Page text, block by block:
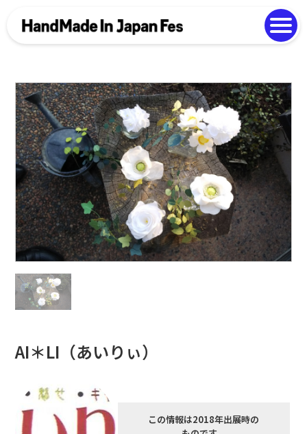
Photo Gallery
EN 中文
AI＊LI（あいりぃ）
この情報は2018年出展時の